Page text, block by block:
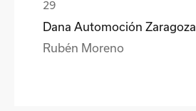
Dana Automoción Zaragoza
Rubén Moreno